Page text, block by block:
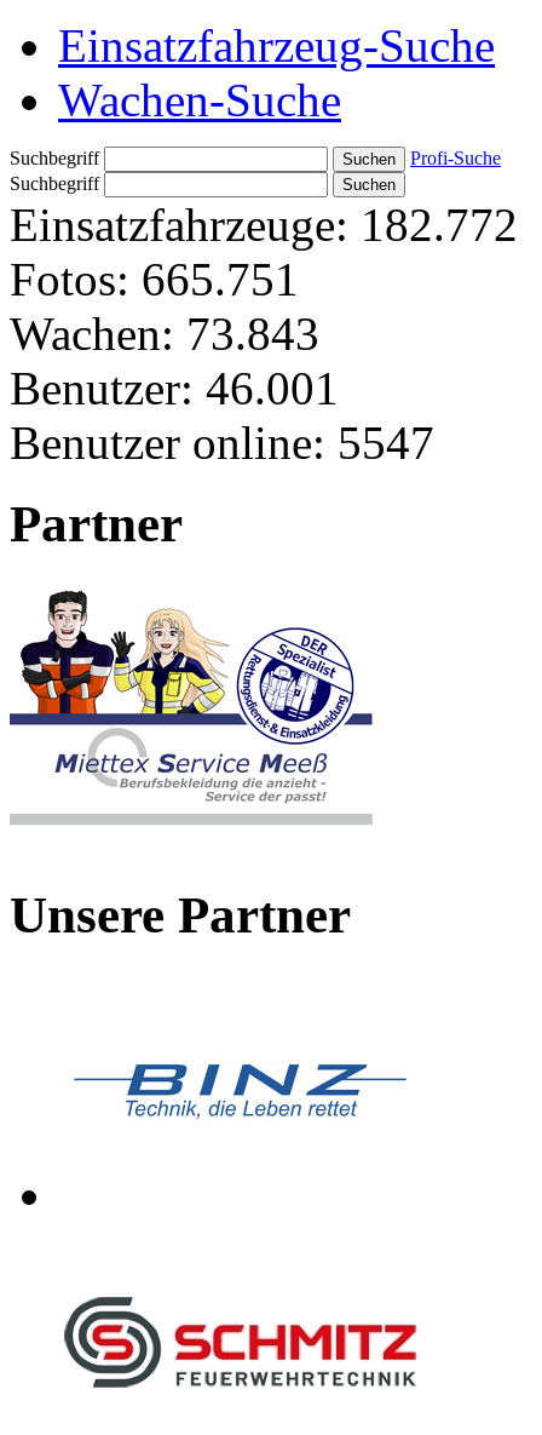
Einsatzfahrzeug-Suche
Wachen-Suche
Suchbegriff
Profi-Suche
Suchbegriff
Einsatzfahrzeuge: 182.772
Fotos: 665.751
Wachen: 73.843
Benutzer: 46.001
Benutzer online: 5547
Partner
Unsere Partner